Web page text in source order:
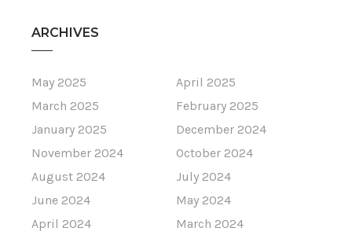
ARCHIVES
May 2025
April 2025
March 2025
February 2025
January 2025
December 2024
November 2024
October 2024
August 2024
July 2024
June 2024
May 2024
April 2024
March 2024